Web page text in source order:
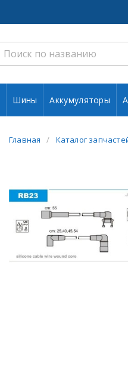
Шины Аккумуляторы
Главная Каталог